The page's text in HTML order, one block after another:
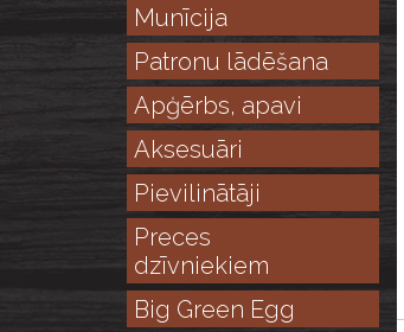
Munīcija
Patronu lādēšana
Apģērbs, apavi
Aksesuāri
Pievilinātāji
Preces
dzīvniekiem
Big Green Egg